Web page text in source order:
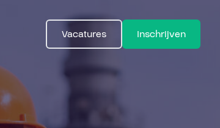
Vacatures Inschrijven